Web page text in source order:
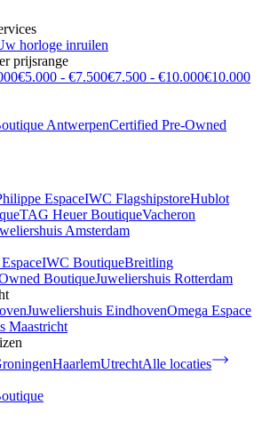
horloge inruilen
prijsrange
€5.000 - €7.500€7.500 - €10.000€10.000
AntwerpenCertified Pre-Owned
EspaceIWC FlagshipstoreHublot
TAG Heuer BoutiqueVacheron
Amsterdam
IWC BoutiqueBreitling
BoutiqueJuweliershuis Rotterdam
Juweliershuis EindhovenOmega Espace
Maastricht
HaarlemUtrechtAlle locaties